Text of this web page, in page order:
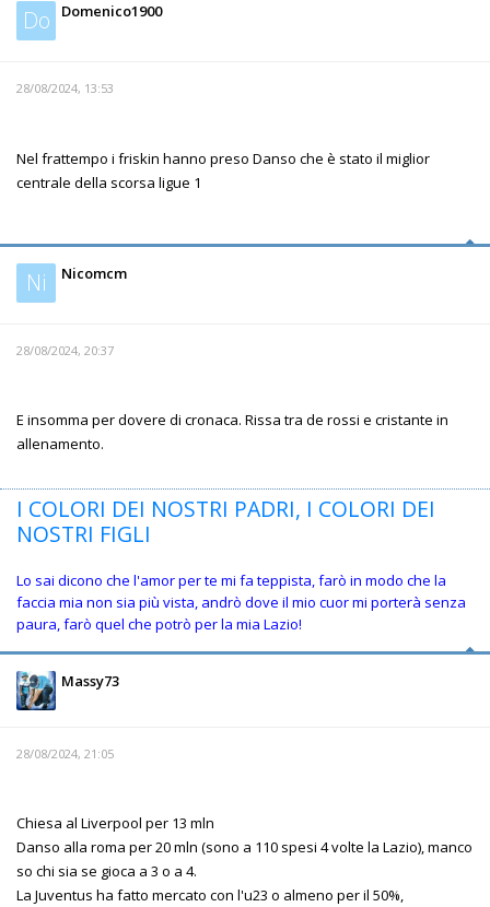
Do Domenico1900
28/08/2024, 13:53
Nel frattempo i friskin hanno preso Danso che è stato il miglior
centrale della scorsa ligue 1
Ni Nicomcm
28/08/2024, 20:37
E insomma per dovere di cronaca. Rissa tra de rossi e cristante in
allenamento.
I COLORI DEI NOSTRI PADRI, I COLORI DEI
NOSTRI FIGLI
Lo sai dicono che l'amor per te mi fa teppista, farò in modo che la
faccia mia non sia più vista, andrò dove il mio cuor mi porterà senza
paura, farò quel che potrò per la mia Lazio!
Massy73
28/08/2024, 21:05
Chiesa al Liverpool per 13 mln
Danso alla roma per 20 mln (sono a 110 spesi 4 volte la Lazio), manco
so chi sia se gioca a 3 o a 4.
La Juventus ha fatto mercato con l'u23 o almeno per il 50%,